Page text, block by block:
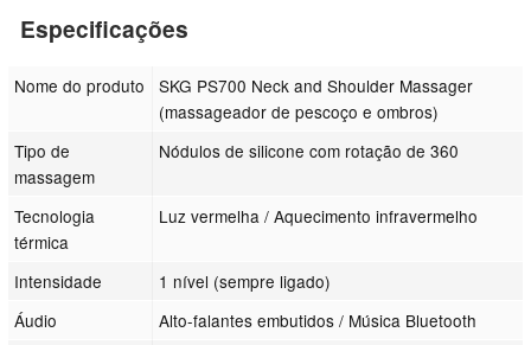
Especificações
Nome do produto
SKG PS700 Neck and Shoulder Massager
(massageador de pescoço e ombros)
Tipo de
massagem
Nódulos de silicone com rotação de 360
Tecnologia
térmica
Luz vermelha / Aquecimento infravermelho
Intensidade
1 nível (sempre ligado)
Áudio
Alto-falantes embutidos / Música Bluetooth